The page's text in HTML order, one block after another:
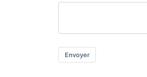
Envoyer